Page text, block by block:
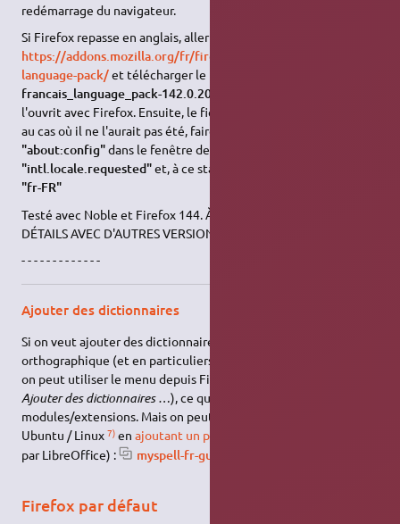
redémarrage du navigateur.
Si Firefox repasse en anglais, aller sur
https://addons.mozilla.org/fr/firefox/addon/fran%C3%A7ais-
language-pack/et télécharger le fichier
francais_language_pack-142.0.20250827.4350.xpi
l'ouvrit avec Firefox. Ensuite, le fichier français une fois installé,
au cas où il ne l'aurait pas été, faire (sans les guillemets)
"about:config"dans le fenêtre de Firefox, puis
"intl.locale.requested"et, à ce stade, compléter en rajoutant
"fr-FR"
Testé avec Noble et Firefox 144. À ADAPTER POUR LES
DÉTAILS AVEC D'AUTRES VERSIONS.
- - - - - - - - - - - - -
Ajouter des dictionnaires
Si on veut ajouter des dictionnaires pour utiliser la correction
orthographique (et en particuliers les dictionnaires Français),
on peut utiliser le menu depuis Firefox (clic droit ⇒
Ajouter des dictionnaires …), ce qui ajoute des
modules/extensions. Mais on peut aussi utiliser la méthode
Ubuntu / Linux7) enajoutant un paquet
par LibreOffice) :
myspell-fr-gut
Firefox par défaut